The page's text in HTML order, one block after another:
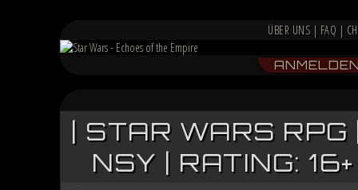
ÜBER UNS | FAQ |
| STAR WARS
NSY | RATING: